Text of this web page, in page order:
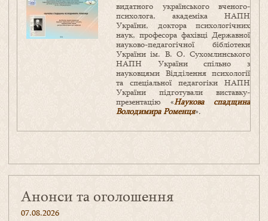
видатного українського вченого-
психолога, академіка НАПН
України, доктора психологічних
наук, професора фахівці Державної
науково-педагогічної бібліотеки
України ім. В. О. Сухомлинського
НАПН України спільно з
науковцями Відділення психології
та спеціальної педагогіки НАПН
України підготували виставку-
презентацію «Наукова спадщина
Володимира Роменця».
Анонси та оголошення
07.08.2026